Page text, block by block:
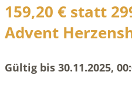
159,20 € statt
Advent
Gültig bis 30.11.2025,